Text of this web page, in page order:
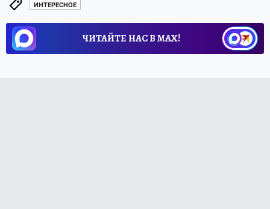
ИНТЕРЕСНОЕ
ЧИТАЙТЕ НАС В МАХ!